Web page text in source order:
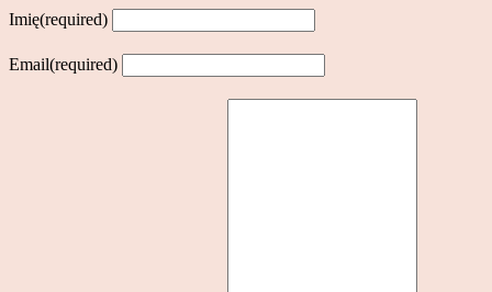
Imię(required)
Email(required)